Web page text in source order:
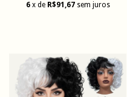
6 x de R$91,67 sem juros